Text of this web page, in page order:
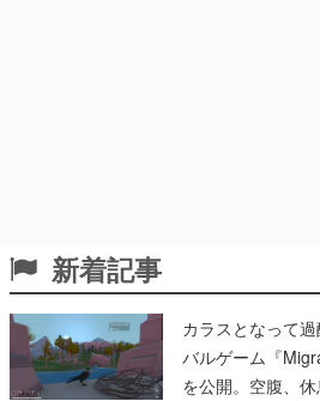
新着記事
カラスとなって
バルゲーム『
を公開。空腹、